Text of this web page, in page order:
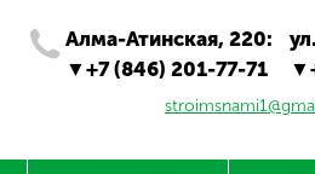
Алма-Атинская, 220:
+7 (846) 201-77-71